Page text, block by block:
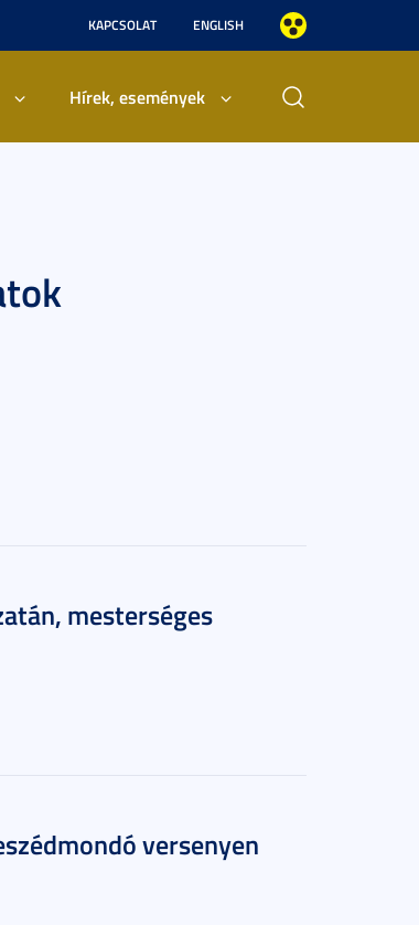
KAPCSOLAT ENGLISH
Hírek, események
mesterséges
versenyen